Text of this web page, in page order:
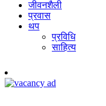
जीवनशैली
प्रवास
थप
प्रविधि
साहित्य